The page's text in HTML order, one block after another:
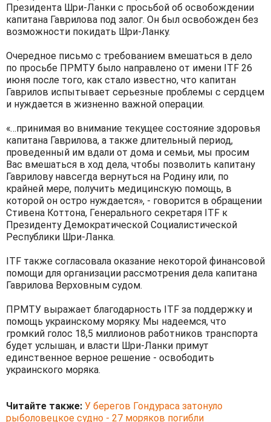
Президента Шри-Ланки с просьбой об освобождении
капитана Гаврилова под залог. Он был освобожден без
возможности покидать Шри-Ланку.
Очередное письмо с требованием вмешаться в дело
по просьбе ПРМТУ было направлено от имени ITF 26
июня после того, как стало известно, что капитан
Гаврилов испытывает серьезные проблемы с сердцем
и нуждается в жизненно важной операции.
«…принимая во внимание текущее состояние здоровья
капитана Гаврилова, а также длительный период,
проведенный им вдали от дома и семьи, мы просим
Вас вмешаться в ход дела, чтобы позволить капитану
Гаврилову навсегда вернуться на Родину или, по
крайней мере, получить медицинскую помощь, в
которой он остро нуждается», - говорится в обращении
Стивена Коттона, Генерального секретаря ITF к
Президенту Демократической Социалистической
Республики Шри-Ланка.
ITF также согласовала оказание некоторой финансовой
помощи для организации рассмотрения дела капитана
Гаврилова Верховным судом.
ПРМТУ выражает благодарность ITF за поддержку и
помощь украинскому моряку. Мы надеемся, что
громкий голос 18,5 миллионов работников транспорта
будет услышан, и власти Шри-Ланки примут
единственное верное решение - освободить
украинского моряка.
Читайте также: У берегов Гондураса затонуло
рыболовецкое судно - 27 моряков погибли